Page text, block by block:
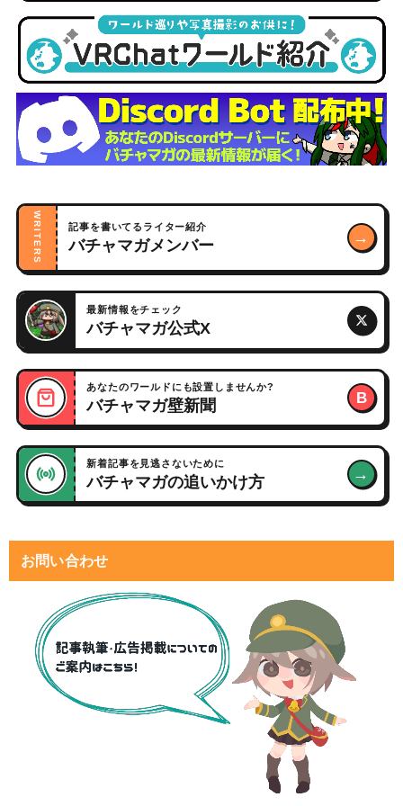
WRITERS 記事を書いてるライター紹介
バチャマガメンバー →
最新情報をチェック
バチャマガ公式X
あなたのワールドにも設置しませんか?
バチャマガ壁新聞 B
新着記事を見逃さないために
バチャマガの追いかけ方 →
お問い合わせ